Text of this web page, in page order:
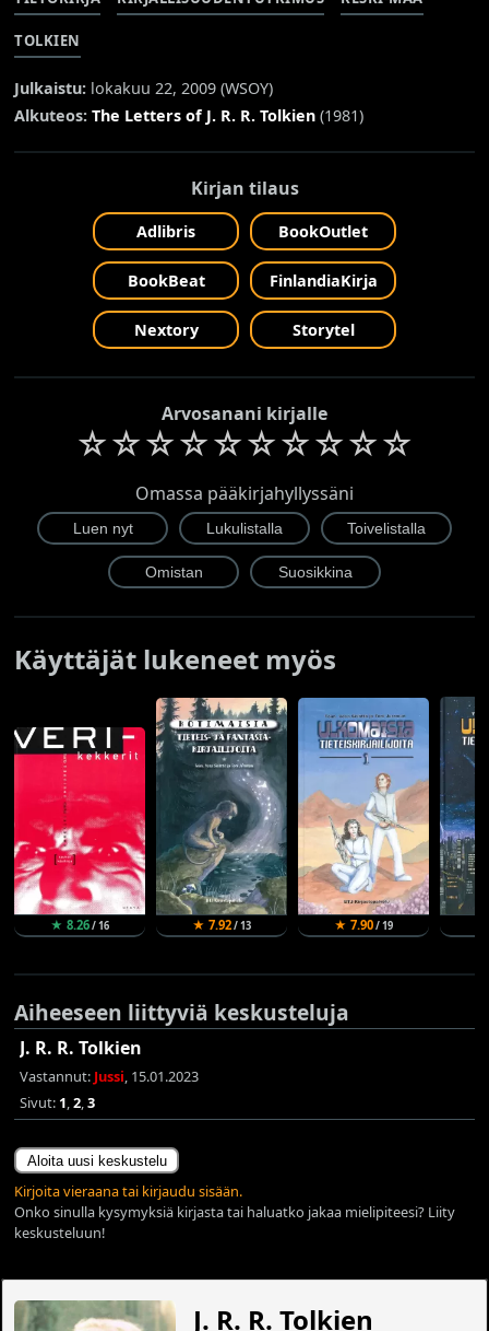
TOLKIEN
Julkaistu: lokakuu 22, 2009 (WSOY)
Alkuteos: The Letters of J. R. R. Tolkien (1981)
Kirjan tilaus
Adlibris BookOutlet
BookBeat FinlandiaKirja
Nextory Storytel
Arvosanani kirjalle
☆☆☆☆☆☆☆☆☆☆
Omassa pääkirjahyllyssäni
Käyttäjät lukeneet myös
★ 8.26/ 16 ★ 7.92/ 13 ★ 7.90/ 19
Aiheeseen liittyviä keskusteluja
J. R. R. Tolkien
Vastannut: Jussi, 15.01.2023
Sivut: 1,2,3
Aloita uusi keskustelu
Kirjoita vieraana tai kirjaudu sisään.
Onko sinulla kysymyksiä kirjasta tai haluatko jakaa mielipiteesi? Liity
keskusteluun!
J. R. R. Tolkien